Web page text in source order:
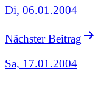
Di, 06.01.2004
Nächster Beitrag
Sa, 17.01.2004